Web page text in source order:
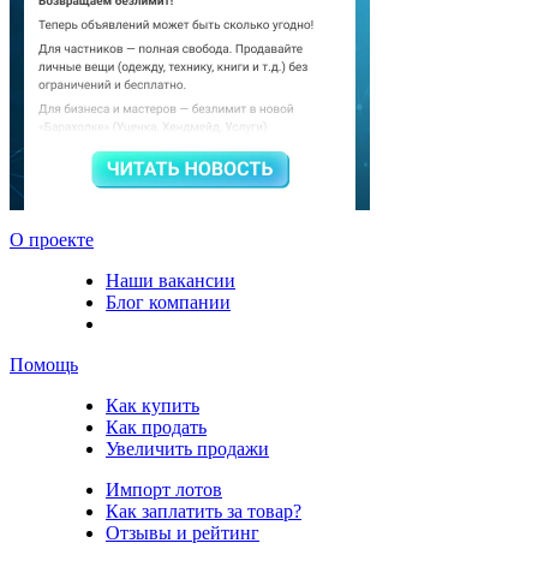
О проекте
Наши вакансии
Блог компании
Помощь
Как купить
Как продать
Увеличить продажи
Импорт лотов
Как заплатить за товар?
Отзывы и рейтинг